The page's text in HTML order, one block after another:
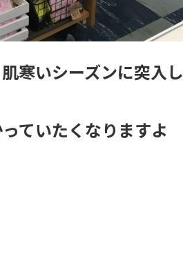
寒いシーズンに突入し
ていたくなりますよ